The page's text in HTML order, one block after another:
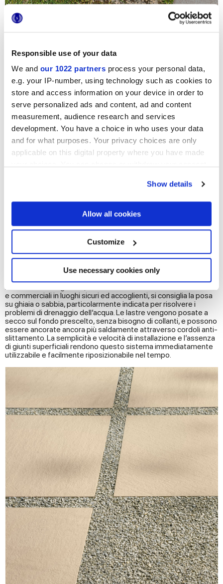
Responsible use of your data
We and our 1022 partners process your personal data,
e.g. your IP-number, using technology such as cookies to
store and access information on your device in order to
serve personalized ads and content, ad and content
measurement, audience research and services
development. You have a choice in who uses your data
and for what purposes. Your privacy choices are only
applicable on this digital property where you have made
If you allow, we would also like to:
Collect information about your geographical
location which can be accurate to within several
Identify your device by actively scanning it for
specific characteristics (fingerprinting)
Find out more about how your personal data is processed
and set your preferences in thedetails section.
We use cookies to personalise content and ads, to
provide social media features and to analyse our traffic.
We also share information about your use of our site with
our social media, advertising and analytics partners who
may combine it with other information that you’ve
Show details
Allow all cookies
Customize
Use necessary cookies only
C GHIAIA 5/6 CM
D SCHLUTER® BATA-RT
E EVENTUALE GEOTESSUTO
F IMPASTO DI GHIAIA AL BORDO
Posa su ghiaia o sabbia
e commerciali in luoghi sicuri ed accoglienti, si consiglia la posa
su ghiaia o sabbia, particolarmente indicata per risolvere i
problemi di drenaggio dell’acqua. Le lastre vengono posate a
secco sul fondo prescelto, senza bisogno di collanti, e possono
essere ancorate ancora più saldamente attraverso cordoli anti-
slittamento. La semplicità e velocità di installazione e l’assenza
di giunti superficiali rendono questo sistema immediatamente
utilizzabile e facilmente riposizionabile nel tempo.